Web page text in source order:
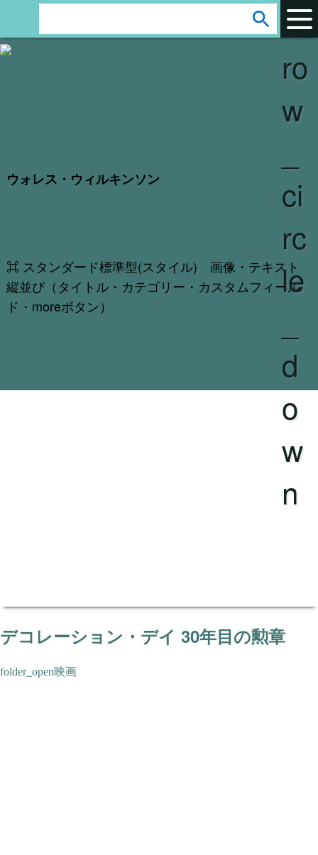
ウォレス・ウィルキンソン
⌘ スタンダード標準型(スタイル) 画像・テキスト
縦並び（タイトル・カテゴリー・カスタムフィール
ド・moreボタン）
アフィリエイト/CSV/画像/動画/カタログ/
e
ar
ro
w
ci
rc
le
d
o
w
n
デコレーション・デイ 30年目の勲章
映画